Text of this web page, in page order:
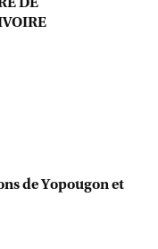
de Yopougon et